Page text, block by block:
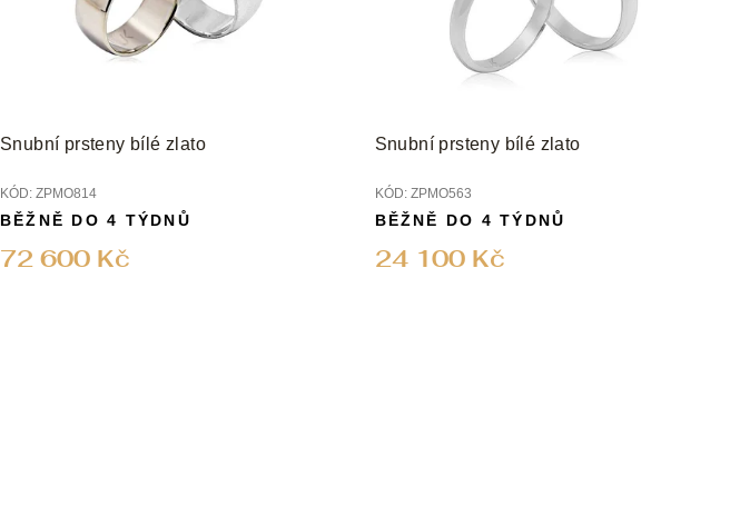
Snubní prsteny bílé zlato
KÓD: ZPMO814
72 600 Kč
BĚŽNĚ DO 4 TÝDNŮ
Snubní prsteny bílé zlato
KÓD: ZPMO563
24 100 Kč
BĚŽNĚ DO 4 TÝDNŮ